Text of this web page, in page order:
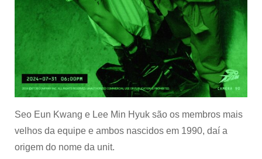
Seo Eun Kwang e Lee Min Hyuk são os membros mais
velhos da equipe e ambos nascidos em 1990, daí a
origem do nome da unit.